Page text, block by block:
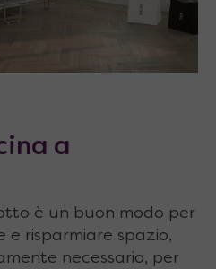
a
è un buon modo per
e risparmiare spazio,
necessario, per